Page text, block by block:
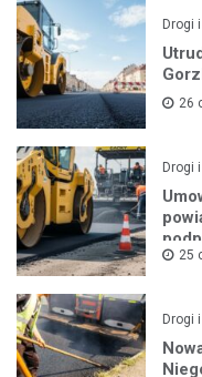
Drogi
26
Drogi
25
Drogi